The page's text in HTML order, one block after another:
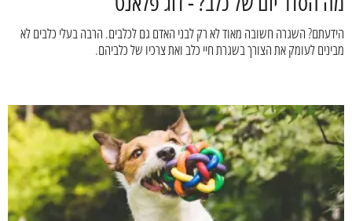
הידעתם? השגרה חשובה מאוד לא רק לבני האדם גם לכלבים. הרבה בעלי כלבים לא
מבינים לעומק את הצורך בשגרת חיי כלב ואת צרכיו של כלביהם.